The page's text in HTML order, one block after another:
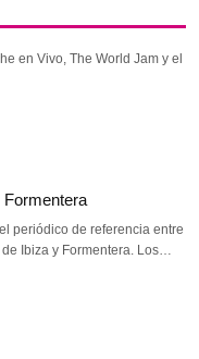
en Vivo, The World Jam y el
Formentera
periódico de referencia entre
Ibiza y Formentera. Los…